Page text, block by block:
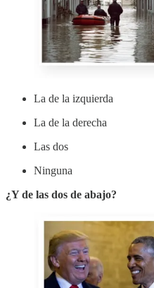
La de la izquierda
La de la derecha
Las dos
Ninguna
¿Y de las dos de abajo?